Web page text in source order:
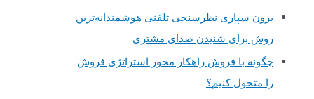
برون سپاری نظرسنجی تلفنی هوشمندانه‌ترین
روش برای شنیدن صدای مشتری
چگونه با فروش راهکار محور استراتژی فروش
را متحول کنیم؟